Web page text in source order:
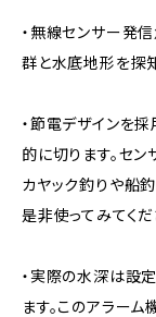
・無線センサー発
群と水底地形を探
・節電デザインを
的に切ります。セ
カヤック釣りや船
是非使ってみてくだ
・実際の水深は設
ます。このアラー